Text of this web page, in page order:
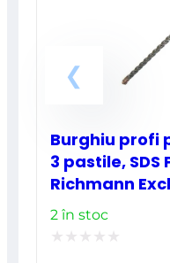
Burghiu profi
3 pastile, SDS
Richmann
2 în stoc